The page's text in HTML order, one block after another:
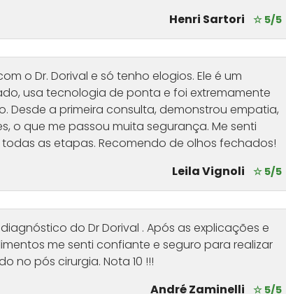
Henri Sartori
☆ 5/5
o Dr. Dorival e só tenho elogios. Ele é um
usa tecnologia de ponta e foi extremamente
Desde a primeira consulta, demonstrou empatia,
o que me passou muita segurança. Me senti
as etapas. Recomendo de olhos fechados!
Leila Vignoli
☆ 5/5
do Dr Dorival . Após as explicações e
me senti confiante e seguro para realizar
no pós cirurgia. Nota 10 !!!
André Zaminelli
☆ 5/5